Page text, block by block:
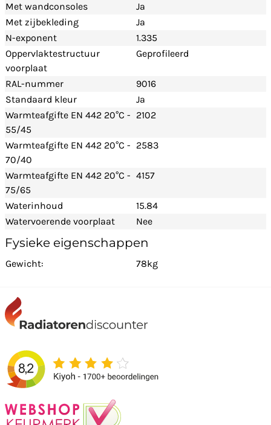
Met wandconsoles
Ja
Met zijbekleding
Ja
N-exponent
1.335
Oppervlaktestructuur
voorplaat
Geprofileerd
RAL-nummer
9016
Standaard kleur
Ja
Warmteafgifte EN 442 20°C -
55/45
2102
Warmteafgifte EN 442 20°C -
70/40
2583
Warmteafgifte EN 442 20°C -
75/65
4157
Waterinhoud
15.84
Watervoerende voorplaat
Nee
Fysieke eigenschappen
Gewicht: 78kg